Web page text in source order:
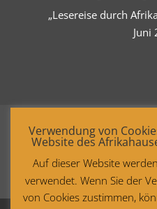
„Lesereise durch
Juni
Startseite
Impressum
Verwendung von
Website des
Auf dieser Website
verwendet. Wenn Sie der
von Cookies zustimmen,